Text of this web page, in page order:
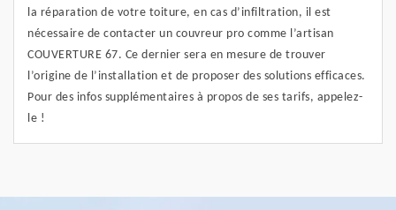
la réparation de votre toiture, en cas d’infiltration, il est
nécessaire de contacter un couvreur pro comme l’artisan
COUVERTURE 67. Ce dernier sera en mesure de trouver
l’origine de l’installation et de proposer des solutions efficaces.
Pour des infos supplémentaires à propos de ses tarifs, appelez-
le !